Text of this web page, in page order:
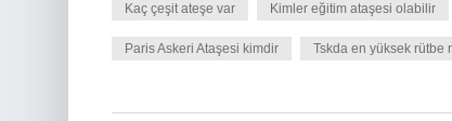
Kaç çeşit ateşe var Kimler eğitim ataşesi olabilir
Paris Askeri Ataşesi kimdir Tskda en yüksek rütbe